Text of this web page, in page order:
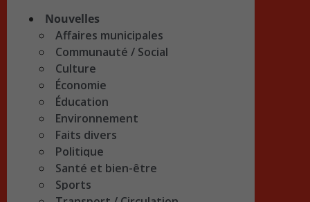
Nouvelles
Affaires municipales
Communauté / Social
Culture
Économie
Éducation
Environnement
Faits divers
Politique
Santé et bien-être
Sports